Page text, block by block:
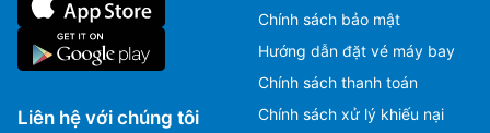
Liên hệ với chúng tôi
Chính sách bảo mật
Hướng dẫn đặt vé máy bay
Chính sách thanh toán
Chính sách xử lý khiếu nại